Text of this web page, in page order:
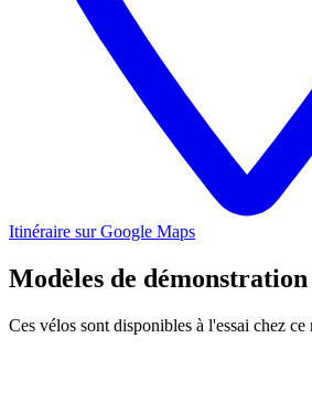
Itinéraire sur Google Maps
Modèles de démonstration
Ces vélos sont disponibles à l'essai chez ce